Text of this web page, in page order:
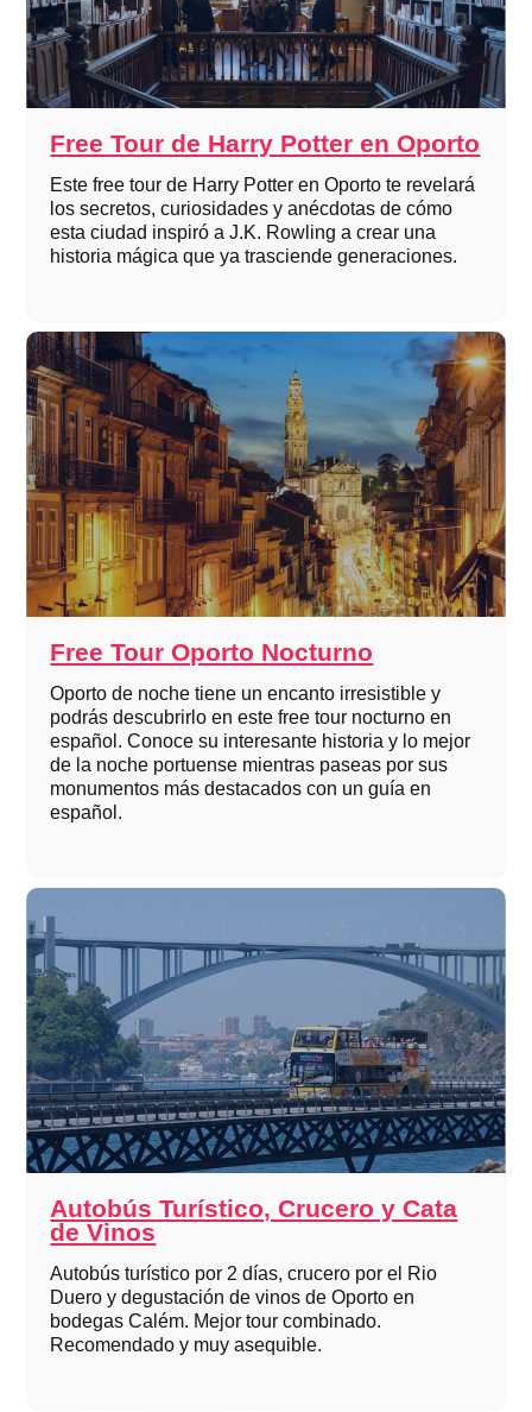
Free Tour de Harry Potter en Oporto
Este free tour de Harry Potter en Oporto te revelará
los secretos, curiosidades y anécdotas de cómo
esta ciudad inspiró a J.K. Rowling a crear una
historia mágica que ya trasciende generaciones.
Free Tour Oporto Nocturno
Oporto de noche tiene un encanto irresistible y
podrás descubrirlo en este free tour nocturno en
español. Conoce su interesante historia y lo mejor
de la noche portuense mientras paseas por sus
monumentos más destacados con un guía en
español.
Autobús Turístico, Crucero y Cata
de Vinos
Autobús turístico por 2 días, crucero por el Rio
Duero y degustación de vinos de Oporto en
bodegas Calém. Mejor tour combinado.
Recomendado y muy asequible.